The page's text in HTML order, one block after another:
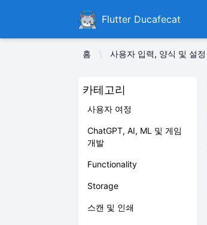
DucafecatFlutter Ducafecat
홈 사용자 입력, 양식 및 설정
카테고리
사용자 여정
ChatGPT, AI, ML 및 게임
개발
Functionality
Storage
스캔 및 인쇄